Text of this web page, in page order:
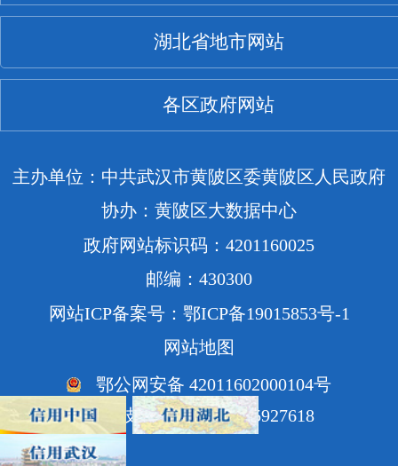
湖北省地市网站
各区政府网站
主办单位：中共武汉市黄陂区委黄陂区人民政府
协办：黄陂区大数据中心
政府网站标识码：4201160025
邮编：430300
网站ICP备案号：鄂ICP备19015853号-1
网站地图
鄂公网安备 42011602000104号
网站技术支持电话：85927618